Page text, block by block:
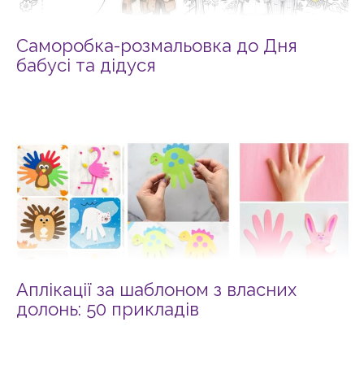
Саморобка-розмальовка до Дня
бабусі та дідуся
Аплікації за шаблоном з власних
долонь: 50 прикладів